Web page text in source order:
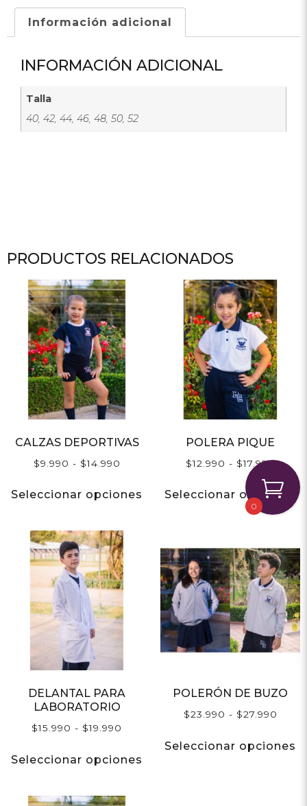
Información adicional
INFORMACIÓN ADICIONAL
Talla
40, 42, 44, 46, 48, 50, 52
PRODUCTOS RELACIONADOS
CALZAS DEPORTIVAS
$9.990 - $14.990
Seleccionar opciones
POLERA PIQUE
$12.990 - $17.990
Seleccionar opciones
DELANTAL PARA
LABORATORIO
$15.990 - $19.990
Seleccionar opciones
POLERÓN DE BUZO
$23.990 - $27.990
Seleccionar opciones
0